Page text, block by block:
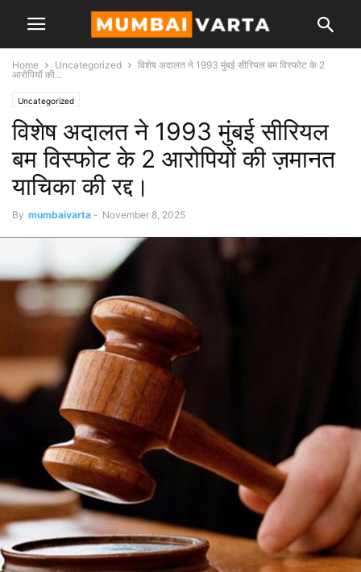
Home Uncategorized
विशेष अदालत ने 1993 मुंबई सीरियल बम विस्फोट के 2
आरोपियों की...
Uncategorized
विशेष अदालत ने 1993 मुंबई सीरियल
बम विस्फोट के 2 आरोपियों की ज़मानत
याचिका की रद्द।
By mumbaivarta - November 8, 2025